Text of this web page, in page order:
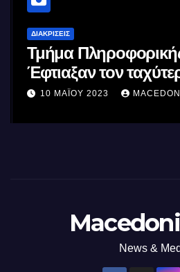
ΔΙΑΚΡΊΣΕΙΣ
Τμήμα
Έφτιαξαν τον
επεξεργαστή AI στον
10 ΜΑΪ́ΟΥ 2023
News &